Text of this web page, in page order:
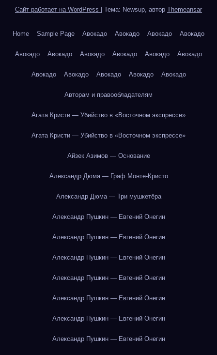
Сайт работает на WordPress Тема: Newsup, автор Themeansar
Home Sample Page Авокадо Авокадо Авокадо Авокадо
Авокадо Авокадо Авокадо Авокадо Авокадо Авокадо
Авокадо Авокадо Авокадо Авокадо Авокадо
Авторам и правообладателям
Агата Кристи — Убийство в «Восточном экспрессе»
Агата Кристи — Убийство в «Восточном экспрессе»
Айзек Азимов — Основание
Александр Дюма — Граф Монте-Кристо
Александр Дюма — Три мушкетёра
Александр Пушкин — Евгений Онегин
Александр Пушкин — Евгений Онегин
Александр Пушкин — Евгений Онегин
Александр Пушкин — Евгений Онегин
Александр Пушкин — Евгений Онегин
Александр Пушкин — Евгений Онегин
Александр Пушкин — Евгений Онегин